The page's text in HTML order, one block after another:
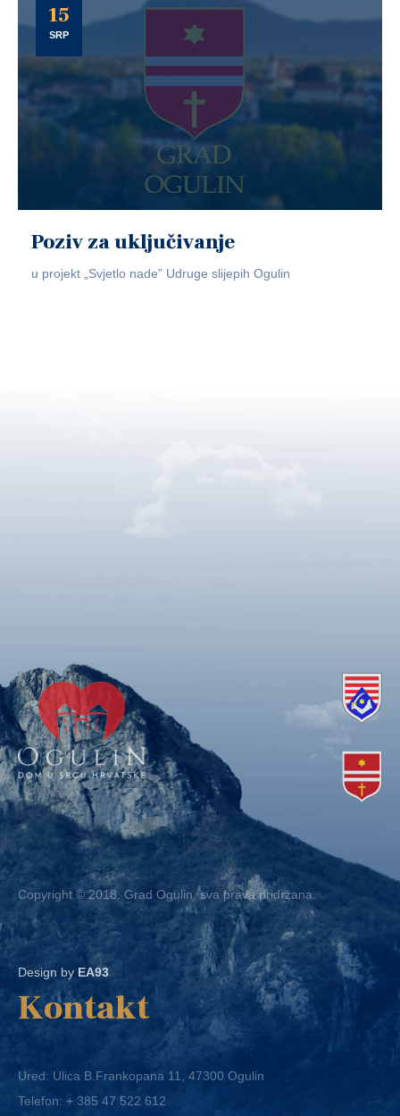
15
SRP
Poziv za uključivanje
u projekt „Svjetlo nade” Udruge slijepih Ogulin
Copyright © 2018. Grad Ogulin, sva prava pridržana.
Design byEA93
Kontakt
Ured: Ulica B.Frankopana 11, 47300 Ogulin
Telefon:+ 385 47 522 612
Telefaks:+ 385 47 522 821